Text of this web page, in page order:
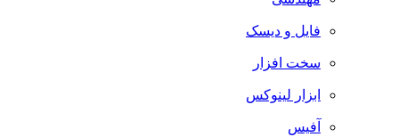
فایل و دیسک
سخت افزار
ابزار لینوکس
آفیس